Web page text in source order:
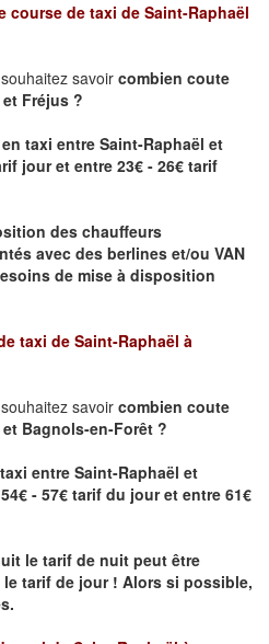
course de taxi de Saint-Raphaël
savoir combien coute
Fréjus ?
taxi entre Saint-Raphaël et
jour et entre 23€ - 26€ tarif
des chauffeurs
avec des berlines et/ou VAN
de mise à disposition
taxi de Saint-Raphaël à
savoir combien coute
Bagnols-en-Forêt ?
entre Saint-Raphaël et
- 57€ tarif du jour et entre 61€
le tarif de nuit peut être
le tarif de jour ! Alors si possible,